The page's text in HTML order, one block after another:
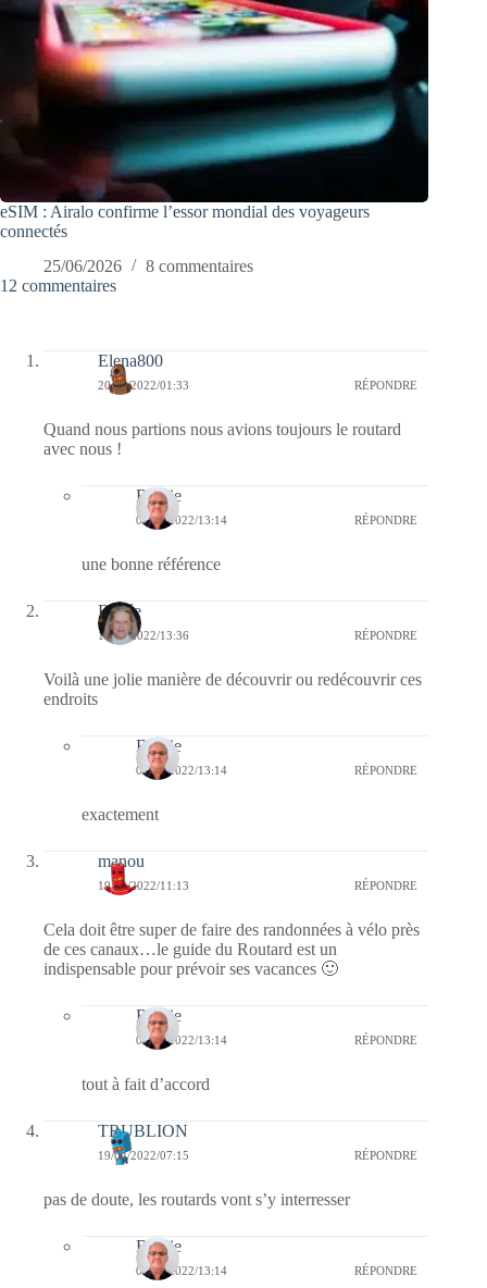
eSIM : Airalo confirme l’essor mondial des voyageurs
connectés
25/06/2026
8 commentaires
12 commentaires
Elena800
20/04/2022/01:33 RÉPONDRE
Quand nous partions nous avions toujours le routard
avec nous !
Bernie
09/05/2022/13:14 RÉPONDRE
une bonne référence
Renée
19/04/2022/13:36 RÉPONDRE
Voilà une jolie manière de découvrir ou redécouvrir ces
endroits
Bernie
09/05/2022/13:14 RÉPONDRE
exactement
manou
19/04/2022/11:13 RÉPONDRE
Cela doit être super de faire des randonnées à vélo près
de ces canaux…le guide du Routard est un
indispensable pour prévoir ses vacances 🙂
Bernie
09/05/2022/13:14 RÉPONDRE
tout à fait d’accord
TRUBLION
19/04/2022/07:15 RÉPONDRE
pas de doute, les routards vont s’y interresser
Bernie
09/05/2022/13:14 RÉPONDRE